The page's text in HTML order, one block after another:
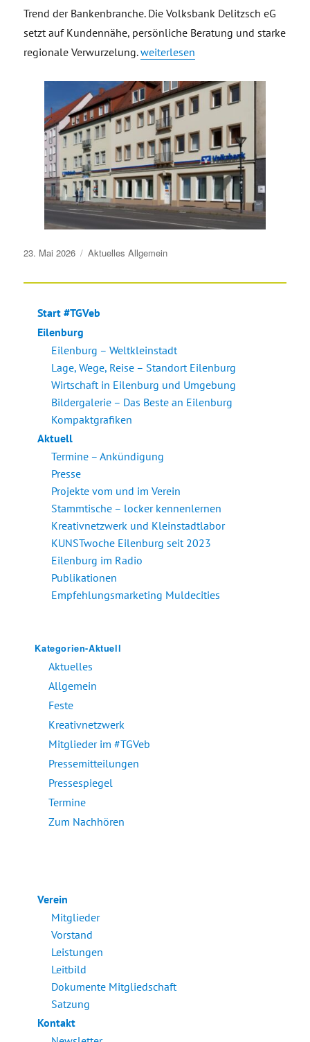
Trend der Bankenbranche. Die Volksbank Delitzsch eG
setzt auf Kundennähe, persönliche Beratung und starke
regionale Verwurzelung.„Volksbank setzt auf Kundennähe“
weiterlesen
Veröffentlicht
23. Mai 2026 Aktuelles Allgemein
Start #TGVeb
Eilenburg
Eilenburg – Weltkleinstadt
Lage, Wege, Reise – Standort Eilenburg
Wirtschaft in Eilenburg und Umgebung
Bildergalerie – Das Beste an Eilenburg
Kompaktgrafiken
Aktuell
Termine – Ankündigung
Presse
Projekte vom und im Verein
Stammtische – locker kennenlernen
Kreativnetzwerk und Kleinstadtlabor
KUNSTwoche Eilenburg seit 2023
Eilenburg im Radio
Publikationen
Empfehlungsmarketing Muldecities
Kategorien-Aktuell
Aktuelles
Allgemein
Feste
Kreativnetzwerk
Mitglieder im #TGVeb
Pressemitteilungen
Pressespiegel
Termine
Zum Nachhören
Verein
Mitglieder
Vorstand
Leistungen
Leitbild
Dokumente Mitgliedschaft
Satzung
Kontakt